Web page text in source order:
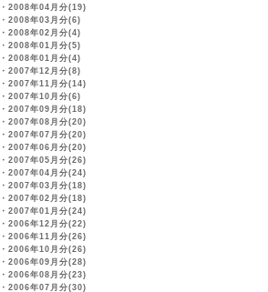
・ 2008年04月分(19)
・ 2008年03月分(6)
・ 2008年02月分(4)
・ 2008年01月分(5)
・ 2008年01月分(4)
・ 2007年12月分(8)
・ 2007年11月分(14)
・ 2007年10月分(6)
・ 2007年09月分(18)
・ 2007年08月分(20)
・ 2007年07月分(20)
・ 2007年06月分(20)
・ 2007年05月分(26)
・ 2007年04月分(24)
・ 2007年03月分(18)
・ 2007年02月分(18)
・ 2007年01月分(24)
・ 2006年12月分(22)
・ 2006年11月分(26)
・ 2006年10月分(26)
・ 2006年09月分(28)
・ 2006年08月分(23)
・ 2006年07月分(30)